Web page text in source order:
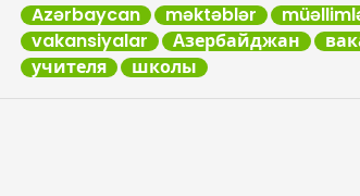
Azərbaycan məktəblər
vakansiyalar
Азербайджан
учителя
школы